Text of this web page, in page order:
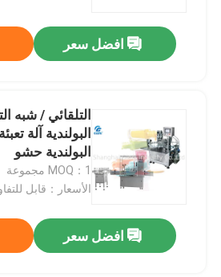
افضل سعر
التلقائي / شبه
البولندية آلة
البولندية حشو
MOQ：1 مجموعة
الأسعار：قابل
افضل سعر